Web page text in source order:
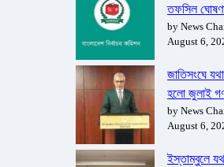
তফসিল
by News
August 6,
জাতিসংঘে
হলো জুলাই
by News
August 6,
ইস্তাম্বুলে